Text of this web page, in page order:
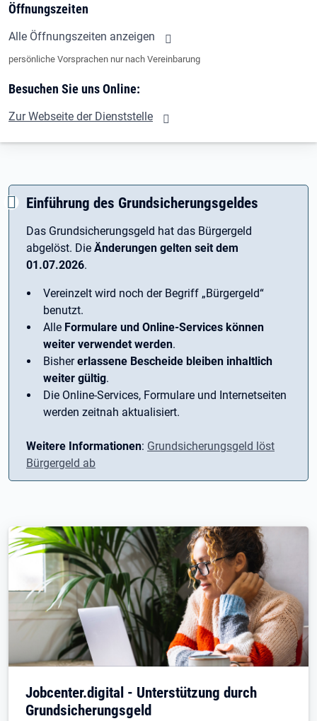
Öffnungszeiten
Alle Öffnungszeiten anzeigen
persönliche Vorsprachen nur nach Vereinbarung
Besuchen Sie uns Online:
Zur Webseite der Dienststelle
Einführung des Grundsicherungsgeldes
Das Grundsicherungsgeld hat das Bürgergeld
abgelöst. Die Änderungen gelten seit dem
01.07.2026.
Vereinzelt wird noch der Begriff ­„Bürgergeld“
benutzt.
Alle Formulare und Online-Services können
weiter verwendet werden.
Bishererlassene Bescheide bleiben inhaltlich
weiter gültig.
Die Online-Services, Formulare und Internetseiten
werden zeitnah aktualisiert.
Weitere Informationen: Grundsicherungsgeld löst
Bürgergeld ab
Jobcenter.digital - Unterstützung durch
Grundsicherungsgeld